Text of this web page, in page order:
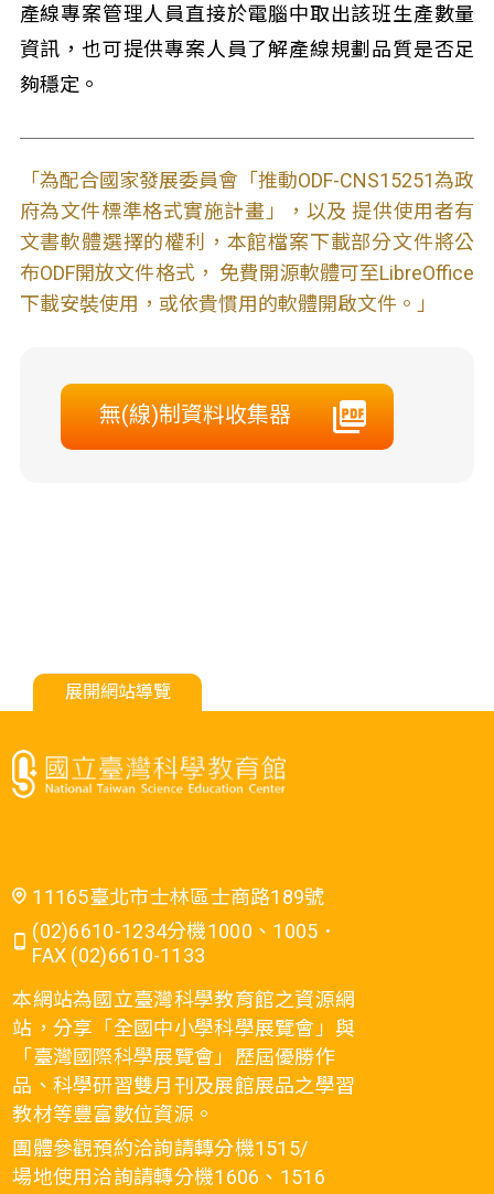
產線專案管理人員直接於電腦中取出該班生產數量
資訊，也可提供專案人員了解產線規劃品質是否足
夠穩定。
「為配合國家發展委員會「推動ODF-CNS15251為政
府為文件標準格式實施計畫」，以及 提供使用者有
文書軟體選擇的權利，本館檔案下載部分文件將公
布ODF開放文件格式， 免費開源軟體可至LibreOffice
下載安裝使用，或依貴慣用的軟體開啟文件。」
無(線)制資料收集器
展開網站導覽
11165臺北市士林區士商路189號
(02)6610-1234分機1000、1005．
FAX (02)6610-1133
本網站為國立臺灣科學教育館之資源網
站，分享「全國中小學科學展覽會」與
「臺灣國際科學展覽會」歷屆優勝作
品、科學研習雙月刊及展館展品之學習
教材等豐富數位資源。
團體參觀預約洽詢請轉分機1515/
場地使用洽詢請轉分機1606、1516